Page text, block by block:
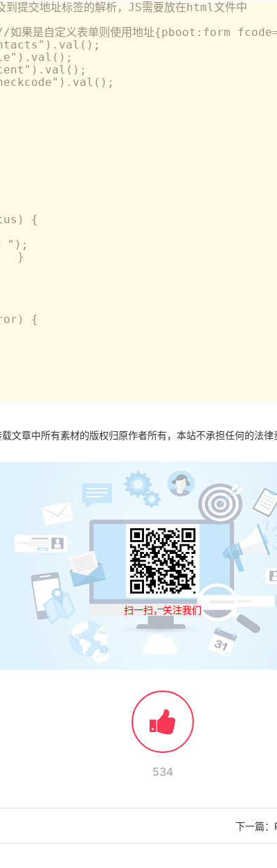
到提交地址标签的解析，JS需要放在html文
如果是自定义表单则使用地址
status) {
{
会尽快联系您！");
}
error) {
文章中所有素材的版权归原作者所有，本站不承担任何的法律
扫一扫，关注我们
534
下一篇：